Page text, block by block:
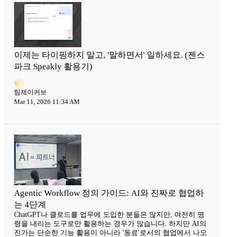
이제는 타이핑하지 말고, '말하면서' 일하세요. (젠스
파크 Speakly 활용기)
팀
팀제이커브
Mar 11, 2026 11:34 AM
Agentic Workflow 정의 가이드: AI와 진짜로 협업하
는 4단계
ChatGPT나 클로드를 업무에 도입한 분들은 많지만, 여전히 명
령을 내리는 도구로만 활용하는 경우가 많습니다. 하지만 AI의
진가는 단순한 기능 활용이 아니라 '동료'로서의 협업에서 나오